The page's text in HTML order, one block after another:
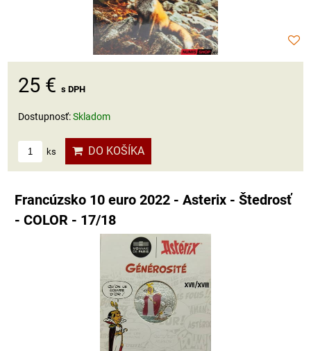
25 € s DPH
Dostupnosť:Skladom
ks DO KOŠÍKA
Francúzsko 10 euro 2022 - Asterix - Štedrosť
- COLOR - 17/18